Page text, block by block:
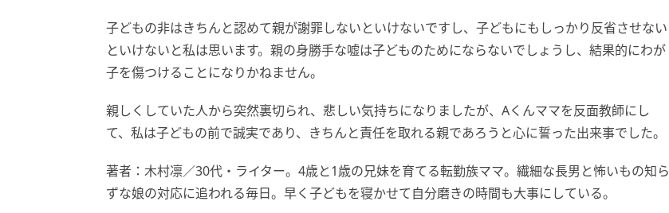
子どもの非はきちんと認めて親が謝罪しないといけないですし、子どもにもしっかり反省させない
といけないと私は思います。親の身勝手な嘘は子どものためにならないでしょうし、結果的にわが
子を傷つけることになりかねません。
親しくしていた人から突然裏切られ、悲しい気持ちになりましたが、Aくんママを反面教師にし
て、私は子どもの前で誠実であり、きちんと責任を取れる親であろうと心に誓った出来事でした。
著者：木村凛／30代・ライター。4歳と1歳の兄妹を育てる転勤族ママ。繊細な長男と怖いもの知ら
ずな娘の対応に追われる毎日。早く子どもを寝かせて自分磨きの時間も大事にしている。